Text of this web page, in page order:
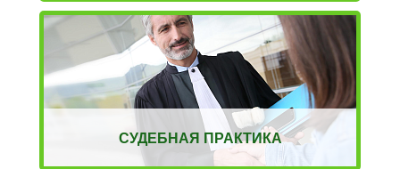
СУДЕБНАЯ ПРАКТИКА